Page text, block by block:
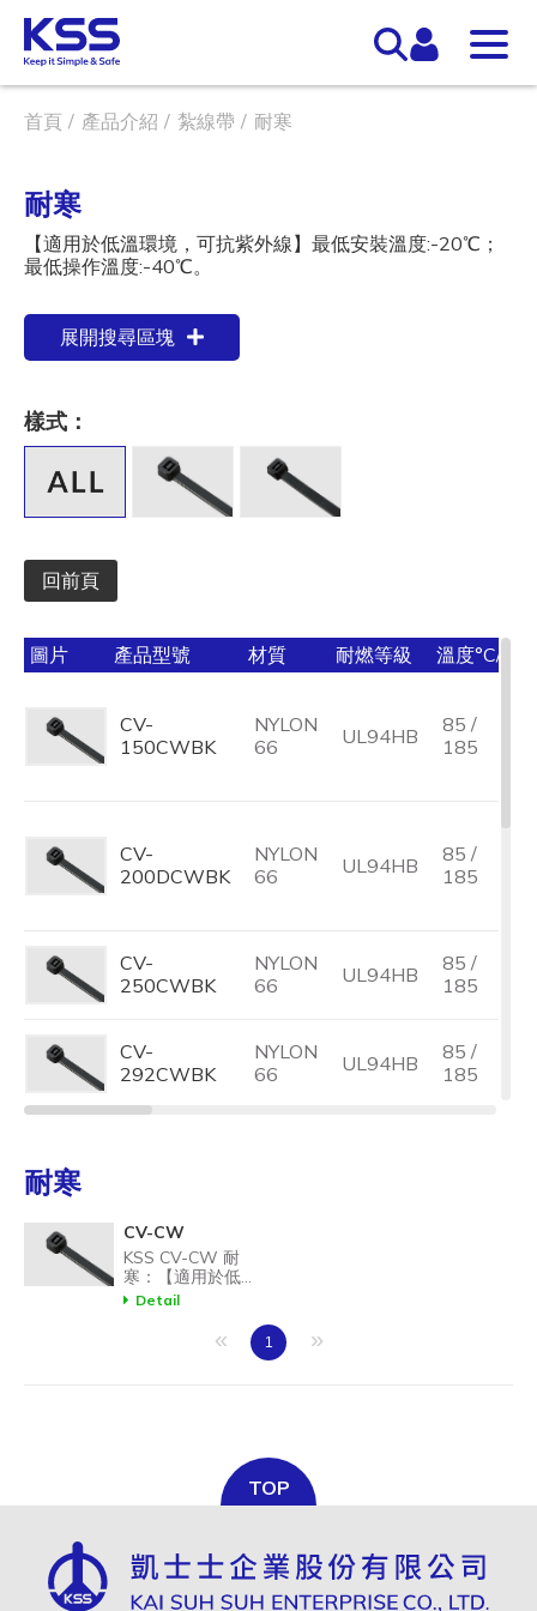
首頁 產品介紹 紮線帶 耐寒
耐寒
【適用於低溫環境，可抗紫外線】最低安裝溫度:-20℃；
最低操作溫度:-40℃。
展開搜尋區塊
樣式：
回前頁
圖片 產品型號 材質 耐燃等級 溫度°C/°F
CV-
150CWBK
NYLON
66
UL94HB
85 /
185
CV-
200DCWBK
NYLON
66
UL94HB
85 /
185
CV-
250CWBK
NYLON
66
UL94HB
85 /
185
CV-
292CWBK
NYLON
66
UL94HB
85 /
185
CV-
368CWBK
NYLON
66
NYLON
66
CV-
385CWBK
NYLON
66
UL94HB
85 /
185
耐寒
CV-CW
KSS CV-CW 耐
寒：【適用於低溫
環境，可抗紫外
度:-20℃；最低操
作溫度:-40℃。
Detail
« 1 »
TOP